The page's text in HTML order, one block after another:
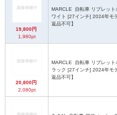
19,800円
1,980pt
MARCLE
ワイト [27インチ] 2024年モ
返品不可】
20,800円
2,080pt
MARCLE
ラック [27インチ] 2024年モ
返品不可】